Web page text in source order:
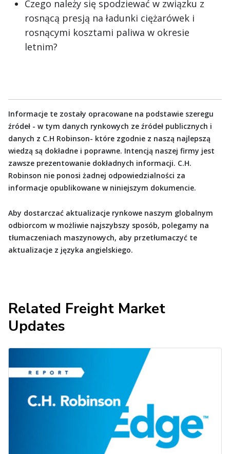
Czego należy się spodziewać w związku z
rosnącą presją na ładunki ciężarówek i
rosnącymi kosztami paliwa w okresie
letnim?
Informacje te zostały opracowane na podstawie szeregu
źródeł - w tym danych rynkowych ze źródeł publicznych i
danych z C.H Robinson- które zgodnie z naszą najlepszą
wiedzą są dokładne i poprawne. Intencją naszej firmy jest
zawsze prezentowanie dokładnych informacji. C.H.
Robinson nie ponosi żadnej odpowiedzialności za
informacje opublikowane w niniejszym dokumencie.
Aby dostarczać aktualizacje rynkowe naszym globalnym
odbiorcom w możliwie najszybszy sposób, polegamy na
tłumaczeniach maszynowych, aby przetłumaczyć te
aktualizacje z języka angielskiego.
Related Freight Market
Updates